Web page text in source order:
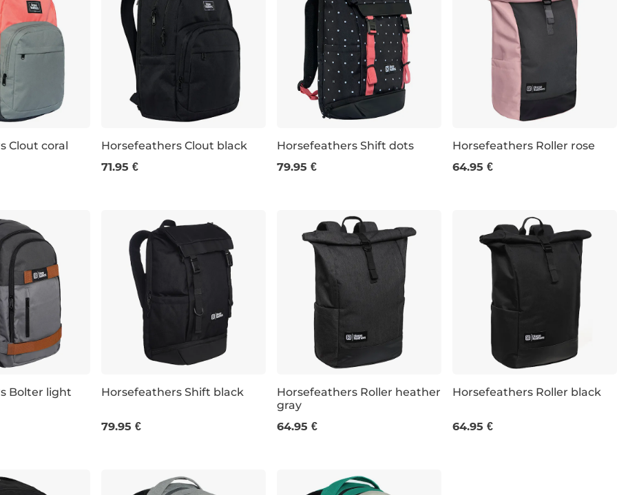
Clout coral
26L 46×31×20 CM
Horsefeathers Clout black
71.95 € 28L 50×33×20 CM
Horsefeathers Shift dots
79.95 € 22L 50×30×15 CM
Horsefeathers Roller rose
64.95 €
Bolter light
Horsefeathers Shift black
79.95 €
Horsefeathers Roller heather
gray
64.95 €
Horsefeathers Roller black
64.95 €